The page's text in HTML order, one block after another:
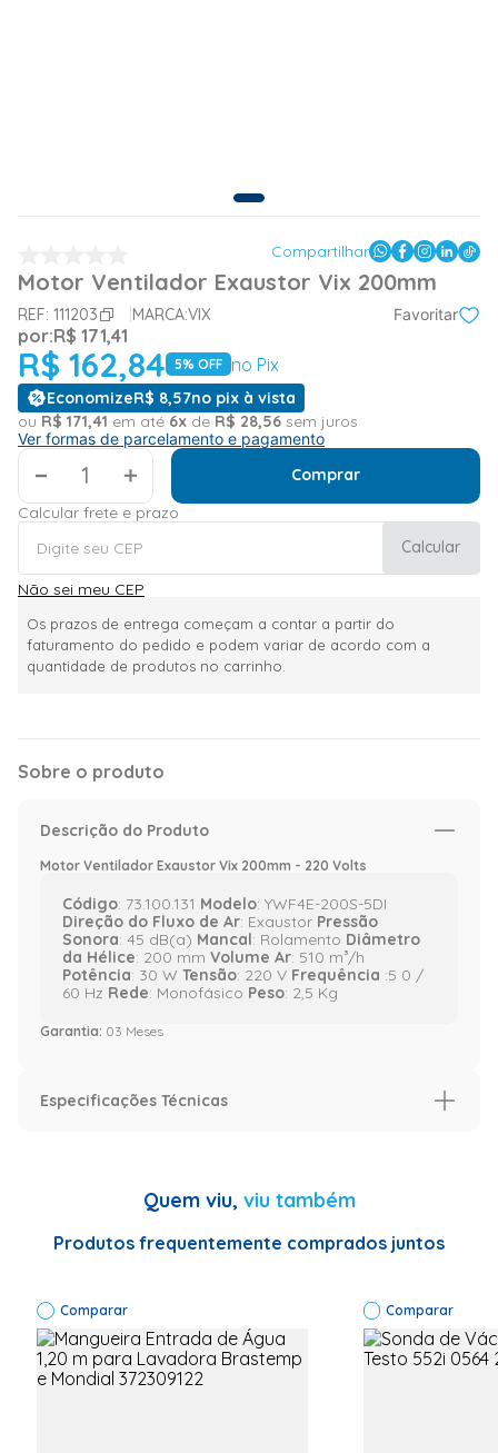
Compartilhar
Motor Ventilador Exaustor Vix 200mm
REF: 111203 MARCA:VIX Favoritar
por:R$ 171,41
R$ 162,84 5% OFF no Pix
EconomizeR$ 8,57no pix à vista
ou R$ 171,41 em até 6x de R$ 28,56 sem juros
Ver formas de parcelamento e pagamento
＋
Comprar
Calcular frete e prazo
Calcular
Não sei meu CEP
Os prazos de entrega começam a contar a partir do
faturamento do pedido e podem variar de acordo com a
quantidade de produtos no carrinho.
Sobre o produto
Descrição do Produto
Motor Ventilador Exaustor Vix 200mm - 220 Volts
Código: 73.100.131 Modelo: YWF4E-200S-5DI
Direção do Fluxo de Ar: Exaustor Pressão
Sonora: 45 dB(a) Mancal: Rolamento Diâmetro
da Hélice: 200 mm Volume Ar: 510 m³/h
Potência: 30 W Tensão: 220 V Frequência :5 0 /
60 Hz Rede: Monofásico Peso: 2,5 Kg
Garantia: 03 Meses
Especificações Técnicas
Quem viu, viu também
Produtos frequentemente comprados juntos
Comparar Comparar